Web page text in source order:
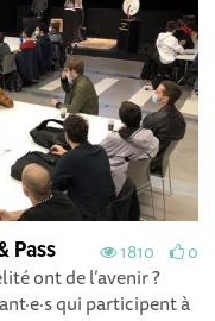
1810 0
Pass
ont de l’avenir ?
qui participent à